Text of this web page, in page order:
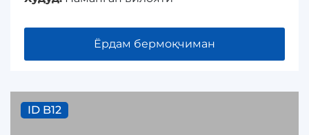
Ёрдам бермоқчиман
ID B12